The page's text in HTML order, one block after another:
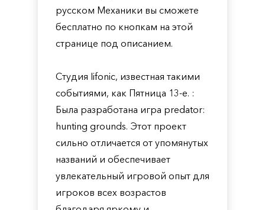
русском Механики вы сможете
бесплатно по кнопкам на этой
странице под описанием.
Студия Iifonic, известная такими
событиями, как Пятница 13-е. :
Была разработана игра predator:
hunting grounds. Этот проект
сильно отличается от упомянутых
названий и обеспечивает
увлекательный игровой опыт для
игроков всех возрастов